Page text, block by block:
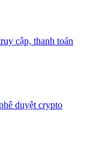
cập, thanh toán
duyệt crypto